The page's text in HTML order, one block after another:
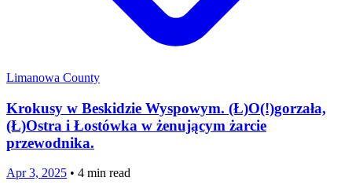
Limanowa County
Krokusy w Beskidzie Wyspowym. (Ł)O(!)gorzała,
(Ł)Ostra i Łostówka w żenującym żarcie
przewodnika.
Apr 3, 2025 • 4 min read